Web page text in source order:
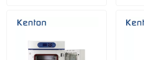
Forno più asciutto del laboratorio
Forno di essiccazione industriale